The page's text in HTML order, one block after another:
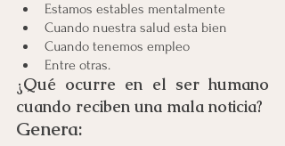
Estamos estables mentalmente
Cuando nuestra salud esta bien
Cuando tenemos empleo
Entre otras.
¿Qué ocurre en el ser humano
cuando reciben una mala noticia?
Genera: